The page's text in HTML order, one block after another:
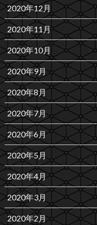
2020年12月
2020年11月
2020年10月
2020年9月
2020年8月
2020年7月
2020年6月
2020年5月
2020年4月
2020年3月
2020年2月